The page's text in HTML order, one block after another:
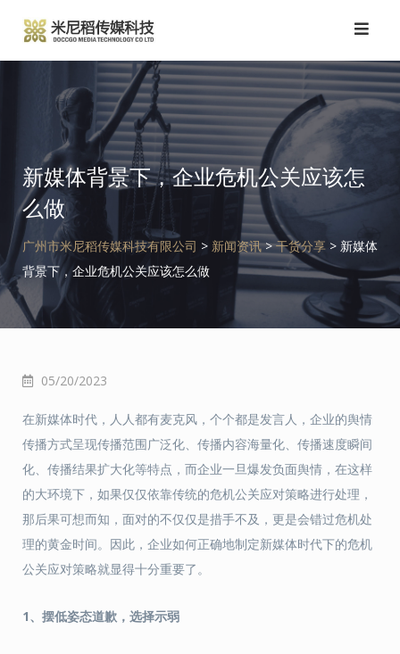
到
新媒体背景下，企业危机公关应该怎
么做
广州市米尼稻传媒科技有限公司 > 新闻资讯>干货分享 > 新媒体
背景下，企业危机公关应该怎么做
05/20/2023
在新媒体时代，人人都有麦克风，个个都是发言人，企业的舆情
传播方式呈现传播范围广泛化、传播内容海量化、传播速度瞬间
化、传播结果扩大化等特点，而企业一旦爆发负面舆情，在这样
的大环境下，如果仅仅依靠传统的危机公关应对策略进行处理，
那后果可想而知，面对的不仅仅是措手不及，更是会错过危机处
理的黄金时间。因此，企业如何正确地制定新媒体时代下的危机
公关应对策略就显得十分重要了。
1、 摆低姿态道歉，选择示弱